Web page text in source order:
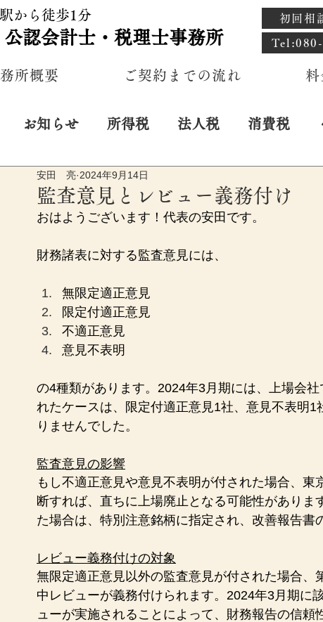
から徒歩1分
公認会計士・税理士事務所
初回相
所概要 ご契約までの流れ 料
お知らせ 所得税 法人税 消費税
プライベート 経営
監査意見とレビュー義務付け
安田 亮 2024年9月14日
おはようございます！代表の安田です。
財務諸表に対する監査意見には、
無限定適正意見
限定付適正意見
不適正意見
意見不表明
の4種類があります。2024年3月期には、上場会
れたケースは、限定付適正意見1社、意見不表明
りませんでした。
監査意見の影響
もし不適正意見や意見不表明が付された場合、東
断すれば、直ちに上場廃止となる可能性があり
た場合は、特別注意銘柄に指定され、改善報告書
レビュー義務付けの対象
無限定適正意見以外の監査意見が付された場合、
中レビューが義務付けられます。2024年3月期に
ューが実施されることによって、財務報告の信頼